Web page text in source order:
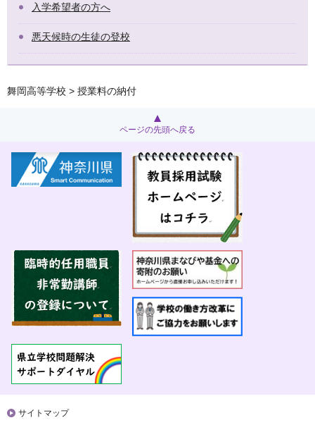
入学希望者の方へ
悪天候時の生徒の登校
舞岡高等学校 > 授業料の納付
ページの先頭へ戻る
サイトマップ